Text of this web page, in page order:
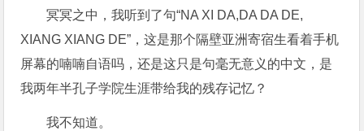
冥冥之中，我听到了句“NA XI DA,DA DA DE,
XIANG XIANG DE”，这是那个隔壁亚洲寄宿生看着手机
屏幕的喃喃自语吗，还是这只是句毫无意义的中文，是
我两年半孔子学院生涯带给我的残存记忆？
我不知道。